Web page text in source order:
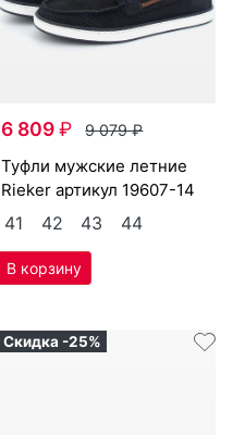
6 809₽ 9 079₽
туф­ли мужс­кие лет­ние
Ri­eker артикул 19607-14
41 42 43 44
Скидка -25%